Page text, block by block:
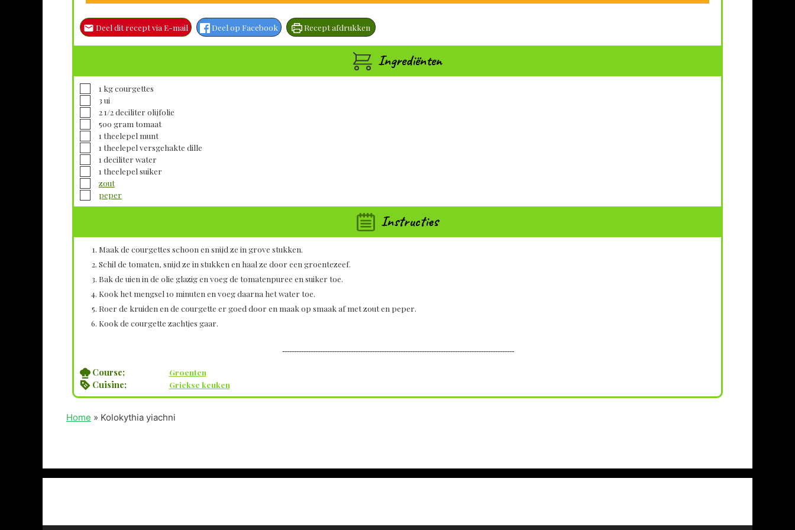
Deel dit recept via E-mail Deel op Facebook Recept afdrukken
Ingrediënten
▢1 kgcourgettes
▢
3 ui
▢
2 1/2deciliter olijfolie
▢
500 gram tomaat
▢1 theelepel munt
▢1 theelepel versgehakte dille
▢1 deciliter water
▢1 theelepel suiker
▢
zout
▢
peper
Instructies
Maak de courgettes schoon en snijd ze in grove stukken.
Schil de tomaten, snijd ze in stukken en haal ze door een groentezeef.
Bak de uien in de olie glazig en voeg de tomatenpuree en suiker toe.
Kook het mengsel 10 minuten en voeg daarna het water toe.
Roer de kruiden en de courgette er goed door en maak op smaak af met zout en peper.
Kook de courgette zachtjes gaar.
--------------------------------------------------------------------------------------------------
Course; Groenten
Cuisine; Griekse keuken
Home » Kolokythia yiachni